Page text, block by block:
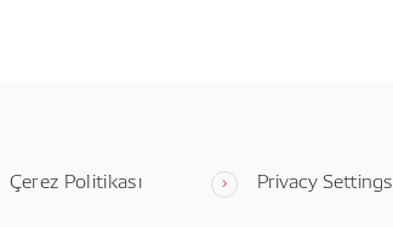
Çerez Politikası Privacy Settings